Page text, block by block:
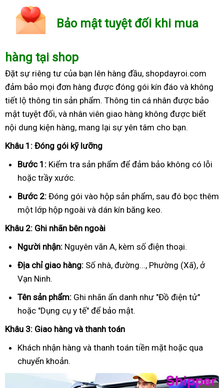
Bảo mật tuyệt đối khi mua
hàng tại shop
Đặt sự riêng tư của bạn lên hàng đầu, shopdayroi.com
đảm bảo mọi đơn hàng được đóng gói kín đáo và không
tiết lộ thông tin sản phẩm. Thông tin cá nhân được bảo
mật tuyệt đối, và nhân viên giao hàng không được biết
nội dung kiện hàng, mang lại sự yên tâm cho bạn.
Khâu 1: Đóng gói kỹ lưỡng
Bước 1: Kiểm tra sản phẩm để đảm bảo không có lỗi
hoặc trầy xước.
Bước 2: Đóng gói vào hộp sản phẩm, sau đó bọc thêm
một lớp hộp ngoài và dán kín băng keo.
Khâu 2: Ghi nhãn bên ngoài
Người nhận: Nguyên văn A, kèm số điện thoại.
Địa chỉ giao hàng: Số nhà, đường..., Phường (Xã), ở
Vạn Ninh.
Tên sản phẩm: Ghi nhãn ẩn danh như "Đồ điện tử"
hoặc "Dụng cụ y tế" để bảo mật.
Khâu 3: Giao hàng và thanh toán
Khách nhận hàng và thanh toán tiền mặt hoặc qua
chuyển khoản.